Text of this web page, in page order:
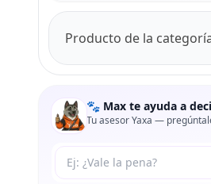
Producto de la
🐾 Max te ayuda a
Tu asesor Yaxa —
Tu pregunta a Max